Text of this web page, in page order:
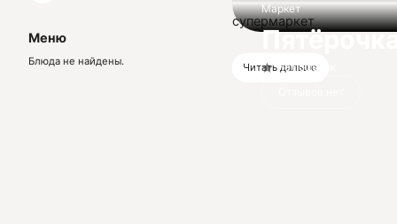
Меню
Блюда не найдены.
Маркет
Нет оценок
супермаркет
Читать дальше